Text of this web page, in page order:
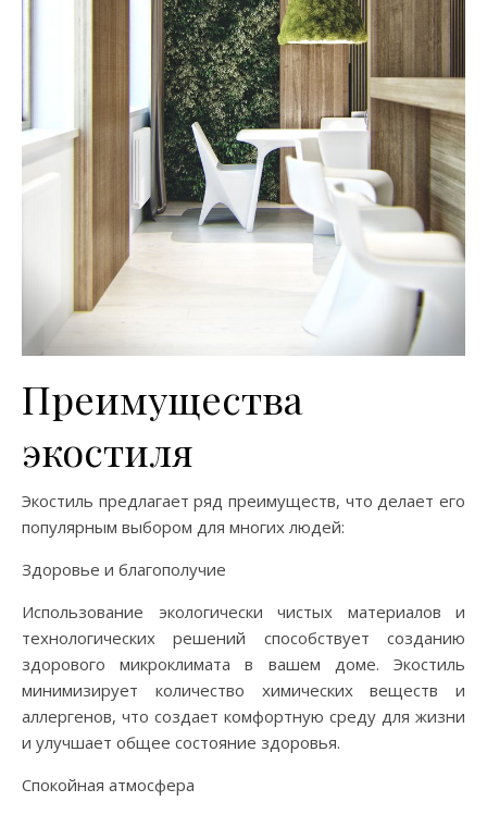
Преимущества
экостиля
Экостиль предлагает ряд преимуществ, что делает его
популярным выбором для многих людей:
Здоровье и благополучие
Использование экологически чистых материалов и
технологических решений способствует созданию
здорового микроклимата в вашем доме. Экостиль
минимизирует количество химических веществ и
аллергенов, что создает комфортную среду для жизни
и улучшает общее состояние здоровья.
Спокойная атмосфера